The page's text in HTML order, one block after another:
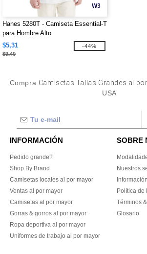
W3
Hanes 5280T - Camiseta Essential-T
para Hombre Alto
$5,31
$9,40
-44%
Compra Camisetas Tallas Grandes al
USA
INFORMACIÓN
Pedido grande?
Shop By Brand
Camisetas locales al por mayor
Ventas al por mayor
Camisetas al por mayor
Gorras & gorros al por mayor
Ropa deportiva al por mayor
Uniformes de trabajo al por mayor
SOBRE
Nuestros
Política de
Términos
Glosario